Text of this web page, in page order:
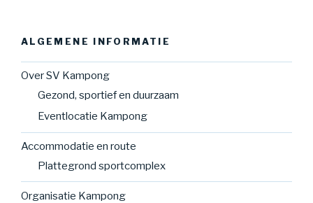
ALGEMENE INFORMATIE
Over SV Kampong
Gezond, sportief en duurzaam
Eventlocatie Kampong
Accommodatie en route
Plattegrond sportcomplex
Organisatie Kampong